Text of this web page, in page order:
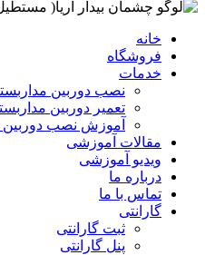
خانه
فروشگاه
خدمات
نصب دوربین
تعمیر دوربین
آموزش نصب دوربین
مقالات آموزشی
ویدیو آموزشی
درباره ما
تماس با ما
گارانتی
ثبت گارانتی
پنل گارانتی